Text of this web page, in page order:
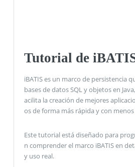
Tutorial de
iBATIS es un marco de persistencia
bases de datos SQL y objetos en
acilita la creación de mejores
os de forma más rápida y con
Este tutorial está diseñado para
n comprender el marco iBATIS en
y uso real.